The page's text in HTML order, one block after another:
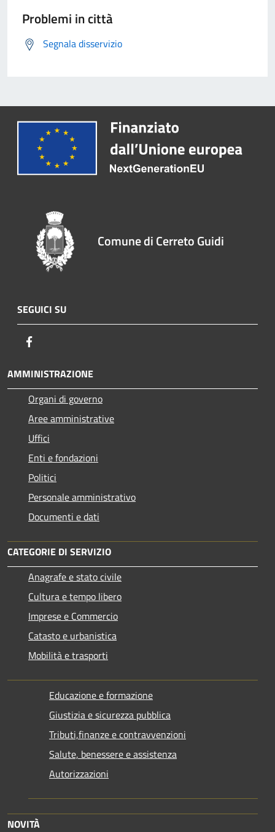
Problemi in città
Segnala disservizio
Comune di Cerreto Guidi
SEGUICI SU
AMMINISTRAZIONE
Organi di governo
Aree amministrative
Uffici
Enti e fondazioni
Politici
Personale amministrativo
Documenti e dati
CATEGORIE DI SERVIZIO
Anagrafe e stato civile
Cultura e tempo libero
Imprese e Commercio
Catasto e urbanistica
Mobilità e trasporti
Educazione e formazione
Giustizia e sicurezza pubblica
Tributi,finanze e contravvenzioni
Salute, benessere e assistenza
Autorizzazioni
NOVITÀ